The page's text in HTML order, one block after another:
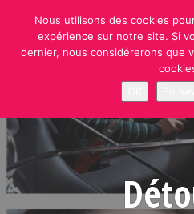
content
Nous utilisons des cookies
expérience sur notre site. Si
dernier, nous considérerons que